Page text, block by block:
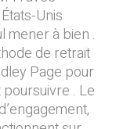
Unis
mener à bien .
de retrait
Page pour
. Le